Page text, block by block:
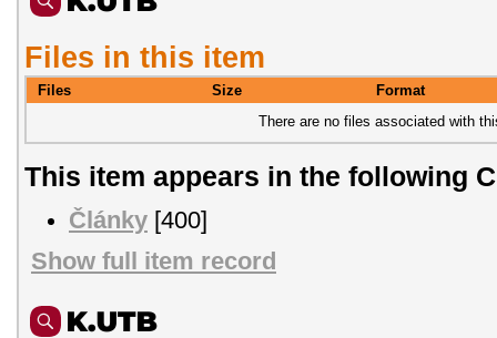
Files in this item
Files Size
Format
There are no files associated with
This item appears in the following
Články [400]
Show full item record